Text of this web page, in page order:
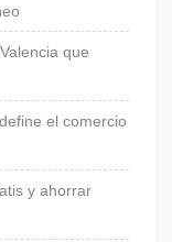
que
el comercio
y ahorrar